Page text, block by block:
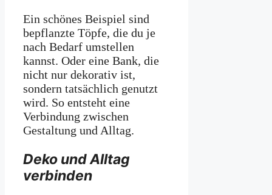
Ein schönes Beispiel sind
bepflanzte Töpfe, die du je
nach Bedarf umstellen
kannst. Oder eine Bank, die
nicht nur dekorativ ist,
sondern tatsächlich genutzt
wird. So entsteht eine
Verbindung zwischen
Gestaltung und Alltag.
Deko und Alltag
verbinden